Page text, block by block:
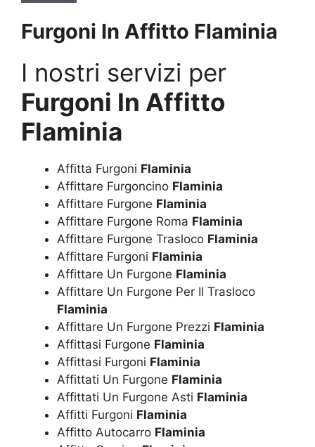
Furgoni In Affitto Flaminia
I nostri servizi per
Furgoni In Affitto
Flaminia
Affitta Furgoni Flaminia
Affittare Furgoncino Flaminia
Affittare Furgone Flaminia
Affittare Furgone Roma Flaminia
Affittare Furgone Trasloco Flaminia
Affittare Furgoni Flaminia
Affittare Un Furgone Flaminia
Affittare Un Furgone Per Il Trasloco
Flaminia
Affittare Un Furgone Prezzi Flaminia
Affittasi Furgone Flaminia
Affittasi Furgoni Flaminia
Affittati Un Furgone Flaminia
Affittati Un Furgone Asti Flaminia
Affitti Furgoni Flaminia
Affitto Autocarro Flaminia